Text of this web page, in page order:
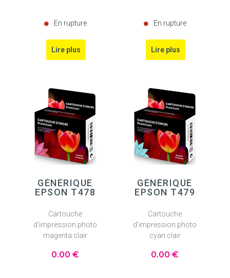
En rupture En rupture
GÉNÉRIQUE
EPSON T478
Cartouche
d'impression photo
magenta clair
0.00 €
GÉNÉRIQUE
EPSON T479
Cartouche
d'impression photo
cyan clair
0.00 €